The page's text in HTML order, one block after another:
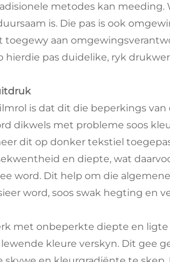
metodes kan meeding.
is. Die pas is ook
aan
hierdie pas duidelike, ryk
is dat dit die beperkings
dikwels met probleme soos
dit op donker tekstiel
en diepte, wat
word. Dit help om die
word, soos swak hegting en
met onbeperkte diepte en
kleure verskyn. Dit gee